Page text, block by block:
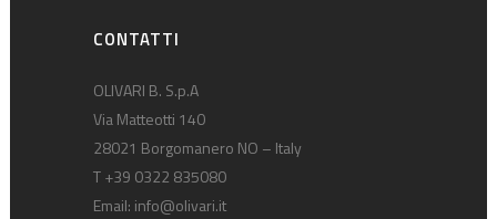
CONTATTI
OLIVARI B. S.p.A
Via Matteotti 140
28021 Borgomanero NO – Italy
T +39 0322 835080
Email: info@olivari.it